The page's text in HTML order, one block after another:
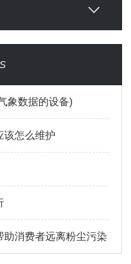
象数据的设备)
该怎么维护
消费者远离粉尘污染